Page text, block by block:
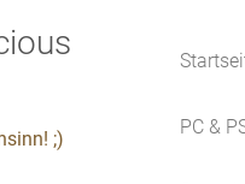
;)
PC &